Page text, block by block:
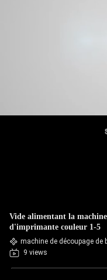
Vide alimentant la
d'imprimante couleur 1-5
machine de découpage de
9 views